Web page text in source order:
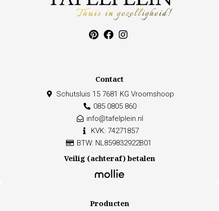
Contact
Schutsluis 15 7681 KG Vroomshoop
085 0805 860
info@tafelplein.nl
KVK: 74271857
BTW: NL859832922B01
Veilig (achteraf) betalen
Producten